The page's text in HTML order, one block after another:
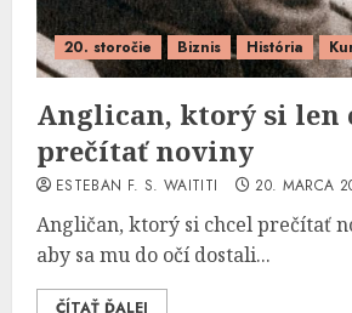
20. storočie Biznis História
Anglican, ktorý si len
prečítať noviny
ESTEBAN F. S. WAITITI 20. MARCA
Angličan, ktorý si chcel prečítať
aby sa mu do očí dostali...
ČÍTAŤ ĎALEJ